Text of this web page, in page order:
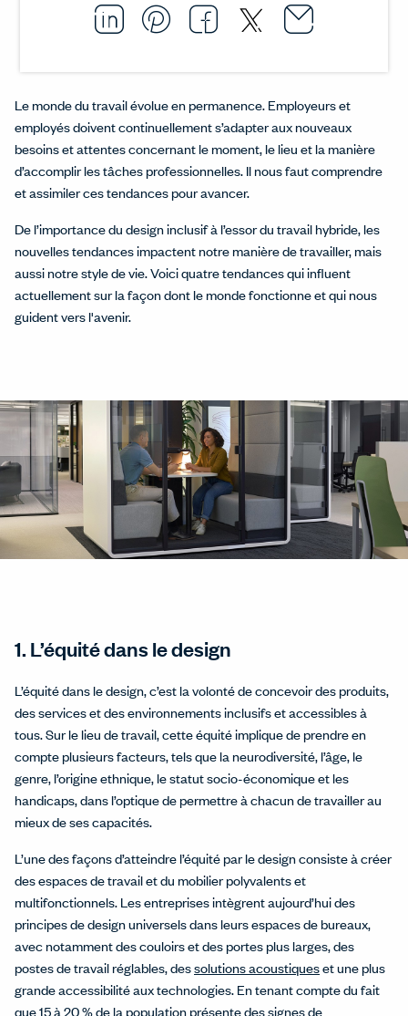
Share this article on
Opens in a new
Pin this article on
Opens in a new
Share this
Opens in a
Share this
Opens in
Email
Opens
Le monde du travail évolue en permanence. Employeurs et
employés doivent continuellement s’adapter aux nouveaux
besoins et attentes concernant le moment, le lieu et la manière
d’accomplir les tâches professionnelles. Il nous faut comprendre
et assimiler ces tendances pour avancer.
De l’importance du design inclusif à l’essor du travail hybride, les
nouvelles tendances impactent notre manière de travailler, mais
aussi notre style de vie. Voici quatre tendances qui influent
actuellement sur la façon dont le monde fonctionne et qui nous
guident vers l'avenir.
1. L’équité dans le design
L’équité dans le design, c’est la volonté de concevoir des produits,
des services et des environnements inclusifs et accessibles à
tous. Sur le lieu de travail, cette équité implique de prendre en
compte plusieurs facteurs, tels que la neurodiversité, l’âge, le
genre, l’origine ethnique, le statut socio-économique et les
handicaps, dans l’optique de permettre à chacun de travailler au
mieux de ses capacités.
L’une des façons d’atteindre l’équité par le design consiste à créer
des espaces de travail et du mobilier polyvalents et
multifonctionnels. Les entreprises intègrent aujourd’hui des
principes de design universels dans leurs espaces de bureaux,
avec notamment des couloirs et des portes plus larges, des
postes de travail réglables, dessolutions acoustiqueset une plus
grande accessibilité aux technologies. En tenant compte du fait
que 15 à 20 % de la population présente des signes de